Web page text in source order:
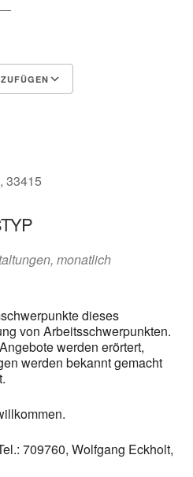
33415
monatlich
dieses
von Arbeitsschwerpunkten.
werden erörtert,
werden bekannt gemacht
709760, Wolfgang Eckholt,